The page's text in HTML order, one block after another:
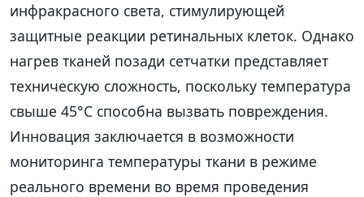
инфракрасного света, стимулирующей
защитные реакции ретинальных клеток. Однако
нагрев тканей позади сетчатки представляет
техническую сложность, поскольку температура
свыше 45°C способна вызвать повреждения.
Инновация заключается в возможности
мониторинга температуры ткани в режиме
реального времени во время проведения